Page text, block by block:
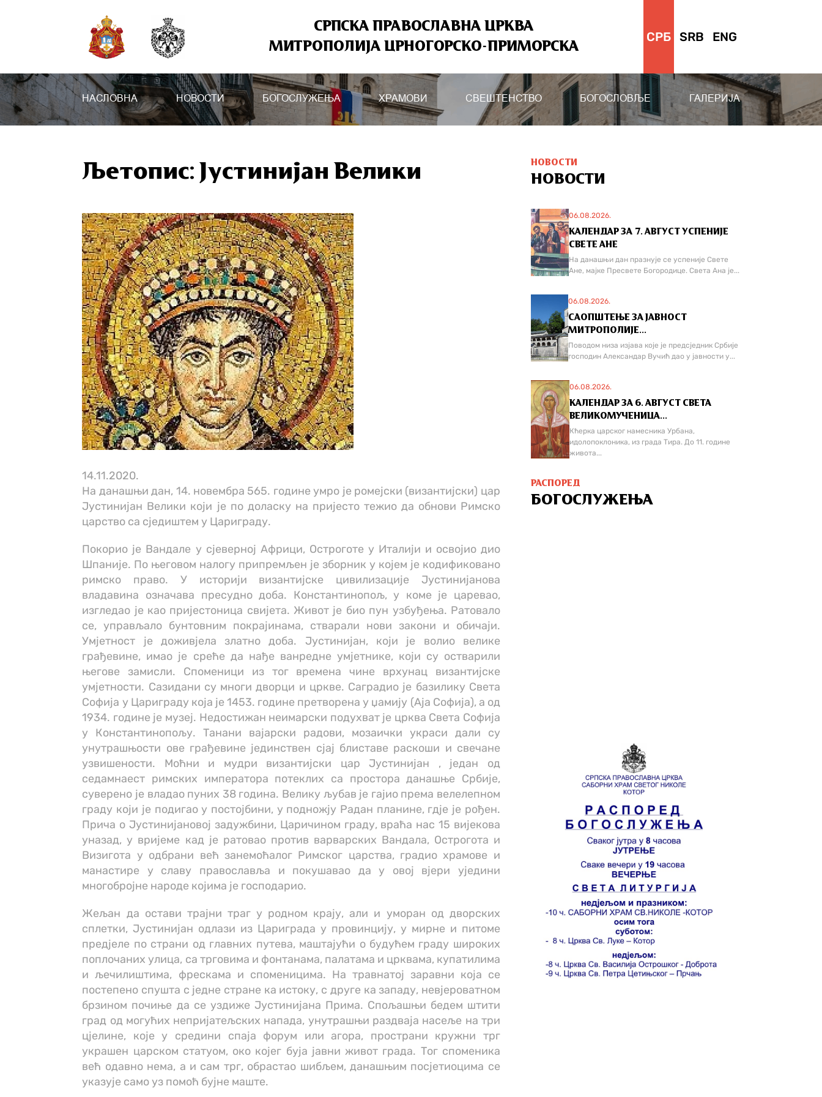
СРПСКА ПРАВОСЛАВНА ЦРКВА
МИТРОПОЛИЈА ЦРНОГОРСКО-ПРИМОРСКА
СРБ SRB ENG
НАСЛОВНА НОВОСТИ БОГОСЛУЖЕЊА ХРАМОВИ СВЕШТЕНСТВО БОГОСЛОВЉЕ ГАЛЕРИЈА
Љетопис: Јустинијан Велики
14.11.2020.
На данашњи дан, 14. новембра 565. године умро је ромејски (византијски) цар
Јустинијан Велики који је по доласку на пријесто тежио да обнови Римско
царство са сједиштем у Цариграду.
Покорио је Вандале у сјеверној Африци, Остроготе у Италији и освојио дио
Шпаније. По његовом налогу припремљен је зборник у којем је кодификовано
римско право. У историји византијске цивилизације Јустинијанова
владавина означава пресудно доба. Константинопољ, у коме је царевао,
изгледао је као пријестоница свијета. Живот је био пун узбуђења. Ратовало
се, управљало бунтовним покрајинама, стварали нови закони и обичаји.
Умјетност је доживјела златно доба. Јустинијан, који је волио велике
грађевине, имао је среће да нађе ванредне умјетнике, који су остварили
његове замисли. Споменици из тог времена чине врхунац византијске
умјетности. Сазидани су многи дворци и цркве. Саградио је базилику Света
Софија у Цариграду која је 1453. године претворена у џамију (Аја Софија), а од
1934. године је музеј. Недостижан неимарски подухват је црква Света Софија
у Константинопољу. Танани вајарски радови, мозаички украси дали су
унутрашњости овe грађевинe јединствен сјај блиставе раскоши и свечане
узвишености. Моћни и мудри византијски цар Јустинијан , један од
седамнаест римских императора потеклих са простора данашње Србије,
суверено је владао пуних 38 година. Велику љубав је гајио према велелепном
граду који је подигао у постојбини, у подножју Радан планине, гдје је рођен.
Прича о Јустинијановој задужбини, Царичином граду, враћа нас 15 вијекова
уназад, у вријеме кад је ратовао против варварских Вандала, Острогота и
Визигота у одбрани већ занемоћалог Римског царства, градио храмове и
манастире у славу православља и покушавао да у овој вјери уједини
многобројне народе којима је господарио.
Жељан да остави трајни траг у родном крају, али и уморан од дворских
сплетки, Јустинијан одлази из Цариграда у провинцију, у мирне и питоме
предјеле по страни од главних путева, маштајући о будућем граду широких
поплочаних улица, са трговима и фонтанама, палатама и црквама, купатилима
и љечилиштима, фрескама и споменицима. На травнатој заравни која се
постепено спушта с једне стране ка истоку, с друге ка западу, невјероватном
брзином почиње да се уздиже Јустинијана Прима. Спољашњи бедем штити
град од могућих непријатељских напада, унутрашњи раздваја насеље на три
цјелине, које у средини спаја форум или агора, пространи кружни трг
украшен царском статуом, око којег буја јавни живот града. Тог споменика
већ одавно нема, а и сам трг, обрастао шибљем, данашњим посјетиоцима се
указује само уз помоћ бујне маште.
НОВОСТИ
НОВОСТИ
06.08.2026.
КАЛЕНДАР ЗА 7. АВГУСТ УСПЕНИЈЕ
СВЕТЕ АНЕ
На данашњи дан празнује се успеније Свете
Ане, мајке Пресвете Богородице. Света Ана је...
06.08.2026.
САОПШТЕЊЕ ЗА ЈАВНОСТ
МИТРОПОЛИЈЕ...
Поводом низа изјава које је предсједник Србије
господин Александар Вучић дао у јавности у...
06.08.2026.
КАЛЕНДАР ЗА 6. АВГУСТ СВЕТА
ВЕЛИКОМУЧЕНИЦА...
Кћерка царског намесника Урбана,
идолопоклоника, из града Тира. До 11. године
живота...
РАСПОРЕД
БОГОСЛУЖЕЊА